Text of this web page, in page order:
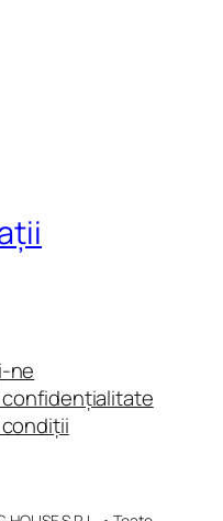
ne
confidențialitate